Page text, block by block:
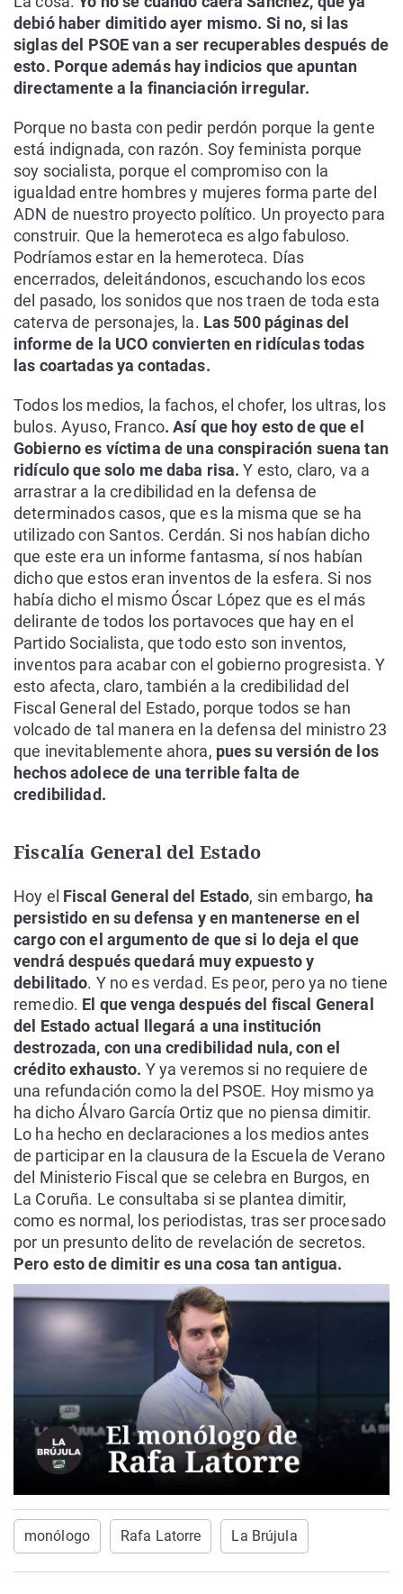
debió haber dimitido ayer mismo. Si no, si las
siglas del PSOE van a ser recuperables después de
esto. Porque además hay indicios que apuntan
directamente a la financiación irregular.
Porque no basta con pedir perdón porque la gente
está indignada, con razón. Soy feminista porque
soy socialista, porque el compromiso con la
igualdad entre hombres y mujeres forma parte del
ADN de nuestro proyecto político. Un proyecto para
construir. Que la hemeroteca es algo fabuloso.
Podríamos estar en la hemeroteca. Días
encerrados, deleitándonos, escuchando los ecos
del pasado, los sonidos que nos traen de toda esta
caterva de personajes, la. Las 500 páginas del
informe de la UCO convierten en ridículas todas
las coartadas ya contadas.
Todos los medios, la fachos, el chofer, los ultras, los
bulos. Ayuso, Franco. Así que hoy esto de que el
Gobierno es víctima de una conspiración suena tan
ridículo que solo me daba risa.Y esto, claro, va a
arrastrar a la credibilidad en la defensa de
determinados casos, que es la misma que se ha
utilizado con Santos. Cerdán. Si nos habían dicho
que este era un informe fantasma, sí nos habían
dicho que estos eran inventos de la esfera. Si nos
había dicho el mismo Óscar López que es el más
delirante de todos los portavoces que hay en el
Partido Socialista, que todo esto son inventos,
inventos para acabar con el gobierno progresista. Y
esto afecta, claro, también a la credibilidad del
Fiscal General del Estado, porque todos se han
volcado de tal manera en la defensa del ministro 23
que inevitablemente ahora, pues su versión de los
hechos adolece de una terrible falta de
credibilidad.
Fiscalía General del Estado
Hoy el Fiscal General del Estado, sin embargo, ha
persistido en su defensa y en mantenerse en el
cargo con el argumento de que si lo deja el que
vendrá después quedará muy expuesto y
debilitado. Y no es verdad. Es peor, pero ya no tiene
remedio. El que venga después del fiscal General
del Estado actual llegará a una institución
destrozada, con una credibilidad nula, con el
crédito exhausto. Y ya veremos si no requiere de
una refundación como la del PSOE. Hoy mismo ya
ha dicho Álvaro García Ortiz que no piensa dimitir.
Lo ha hecho en declaraciones a los medios antes
de participar en la clausura de la Escuela de Verano
del Ministerio Fiscal que se celebra en Burgos, en
La Coruña. Le consultaba si se plantea dimitir,
como es normal, los periodistas, tras ser procesado
por un presunto delito de revelación de secretos.
Pero esto de dimitir es una cosa tan antigua.
monólogo Rafa Latorre La Brújula